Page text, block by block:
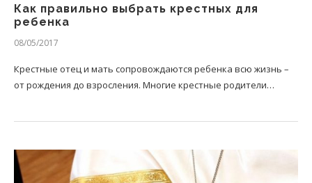
Как правильно выбрать крестных для
ребенка
08/05/2017
Крестные отец и мать сопровождаются ребенка всю жизнь –
от рождения до взросления. Многие крестные родители…